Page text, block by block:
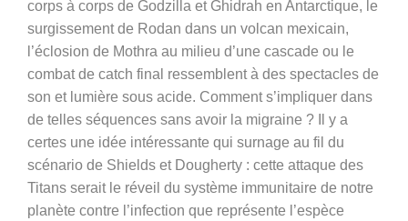
corps à corps de Godzilla et Ghidrah en Antarctique, le
surgissement de Rodan dans un volcan mexicain,
l’éclosion de Mothra au milieu d’une cascade ou le
combat de catch final ressemblent à des spectacles de
son et lumière sous acide. Comment s’impliquer dans
de telles séquences sans avoir la migraine ? Il y a
certes une idée intéressante qui surnage au fil du
scénario de Shields et Dougherty : cette attaque des
Titans serait le réveil du système immunitaire de notre
planète contre l’infection que représente l’espèce